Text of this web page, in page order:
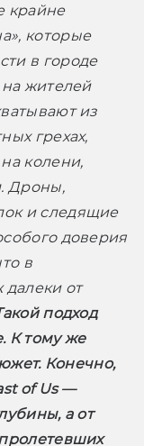
крайне
которые
в городе
жителей
из
грехах,
колени,
Дроны,
и следящие
доверия
в
далеки от
подход
К тому же
Конечно,
of Us —
а от